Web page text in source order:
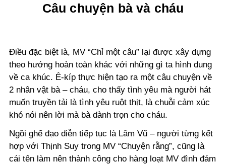
Câu chuyện bà và cháu
Điều đặc biệt là, MV “Chỉ một câu” lại được xây dựng
theo hướng hoàn toàn khác với những gì ta hình dung
về ca khúc. Ê-kíp thực hiện tạo ra một câu chuyện về
2 nhân vật bà – cháu, cho thấy tình yêu mà người hát
muốn truyền tải là tình yêu ruột thịt, là chuỗi cảm xúc
khó nói nên lời mà bà dành trọn cho cháu.
Ngồi ghế đạo diễn tiếp tục là Lâm Vũ – người từng kết
hợp với Thịnh Suy trong MV “Chuyện rằng”, cũng là
cái tên làm nên thành công cho hàng loạt MV đình đám